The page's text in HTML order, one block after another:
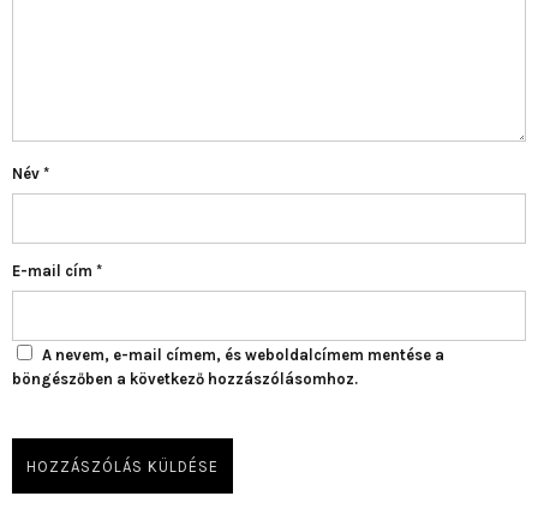
Név *
E-mail cím *
A nevem, e-mail címem, és weboldalcímem mentése a
böngészőben a következő hozzászólásomhoz.